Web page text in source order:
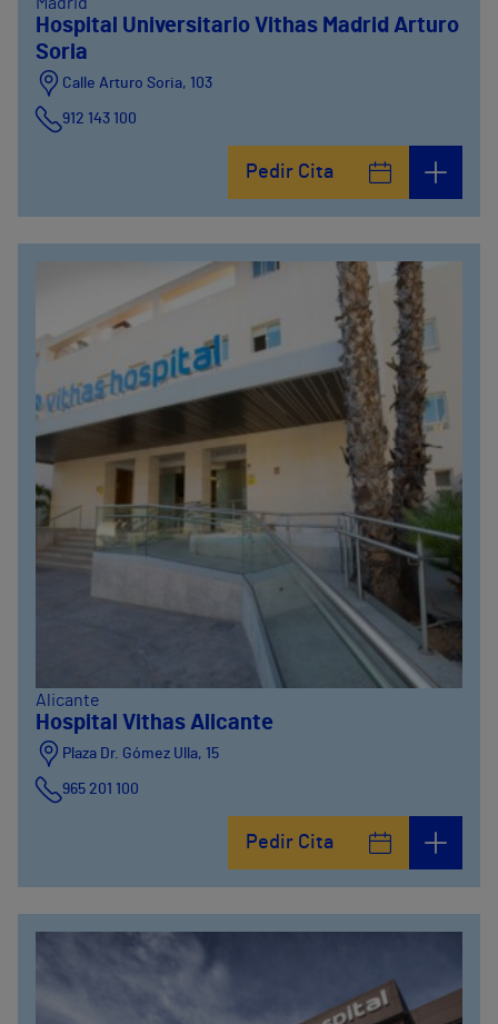
Hospital Universitario Vithas Madrid Arturo
Soria
Calle Arturo Soria, 103
912 143 100
Pedir Cita
Alicante
Hospital Vithas Alicante
Plaza Dr. Gómez Ulla, 15
965 201 100
Pedir Cita